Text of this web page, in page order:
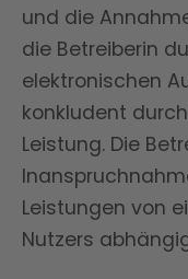
und die
die Betreiberin
elektronischen
konkludent
Leistung. Die
Leistungen von
Nutzers